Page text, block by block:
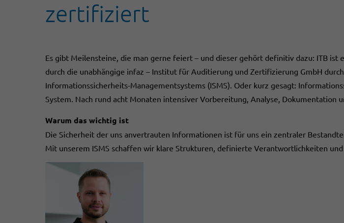
zertifiziert
Es gibt Meilensteine, die man gerne feiert – und dieser gehört definitiv dazu: ITB
durch die unabhängige infaz – Institut für Auditierung und Zertifizierung GmbH
Informationssicherheits-Managementsystems (ISMS). Oder kurz gesagt:
System. Nach rund acht Monaten intensiver Vorbereitung, Analyse,
Warum das wichtig ist
Die Sicherheit der uns anvertrauten Informationen ist für uns ein zentraler
Mit unserem ISMS schaffen wir klare Strukturen, definierte Verantwortlichkeiten